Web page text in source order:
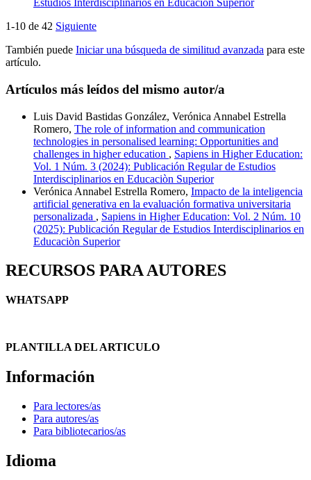
Estudios Interdisciplinarios en Educaciòn Superior
1-10 de 42 Siguiente
También puede Iniciar una búsqueda de similitud avanzada para este
artículo.
Artículos más leídos del mismo autor/a
Luis David Bastidas González, Verónica Annabel Estrella
Romero, The role of information and communication
technologies in personalised learning: Opportunities and
challenges in higher education , Sapiens in Higher Education:
Vol. 1 Núm. 3 (2024): Publicación Regular de Estudios
Interdisciplinarios en Educaciòn Superior
Verónica Annabel Estrella Romero, Impacto de la inteligencia
artificial generativa en la evaluación formativa universitaria
personalizada , Sapiens in Higher Education: Vol. 2 Núm. 10
(2025): Publicación Regular de Estudios Interdisciplinarios en
Educaciòn Superior
RECURSOS PARA AUTORES
WHATSAPP
PLANTILLA DEL ARTICULO
Información
Para lectores/as
Para autores/as
Para bibliotecarios/as
Idioma